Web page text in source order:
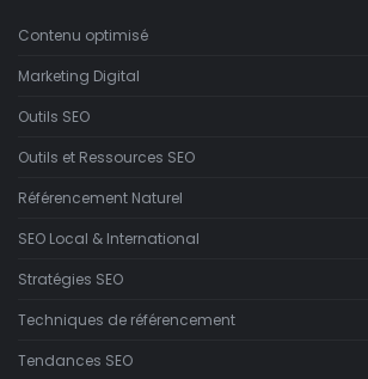
Contenu optimisé
Marketing Digital
Outils SEO
Outils et Ressources SEO
Référencement Naturel
SEO Local & International
Stratégies SEO
Techniques de référencement
Tendances SEO